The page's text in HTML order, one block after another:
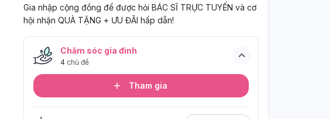
Gia nhập cộng đồng để được hỏi BÁC SĨ TRỰC TUYẾN và cơ
hội nhận QUÀ TẶNG + ƯU ĐÃI hấp dẫn!
Chăm sóc gia đình
4 chủ đề
Tham gia